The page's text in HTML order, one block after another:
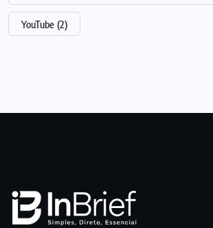
YouTube (2)